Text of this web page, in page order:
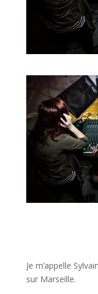
Je m’appelle
sur Marseille.